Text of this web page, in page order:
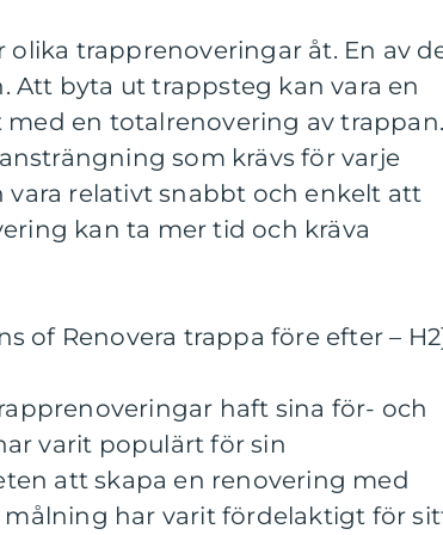
trapprenoveringar åt. En av
Att byta ut trappsteg kan vara en
en totalrenovering av trappan.
som krävs för varje
relativt snabbt och enkelt att
kan ta mer tid och kräva
of Renovera trappa före efter –
haft sina för- och
varit populärt för sin
att skapa en renovering med
har varit fördelaktigt för